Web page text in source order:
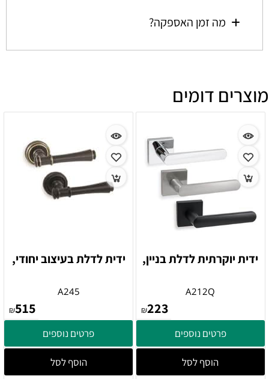
מה זמן האספקה?
מוצרים דומים
ידית יוקרתית לדלת בניין,
A212Q
₪223
פרטים נוספים
הוסף לסל
ידית לדלת בעיצוב יחודי,
A245
₪515
פרטים נוספים
הוסף לסל